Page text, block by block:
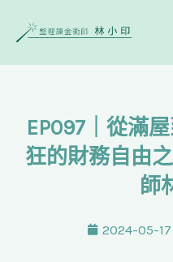
主
EP097｜從滿
狂的財務自由
師
2024-05-17